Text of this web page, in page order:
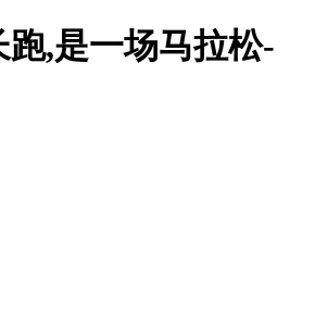
,是一场马拉松-